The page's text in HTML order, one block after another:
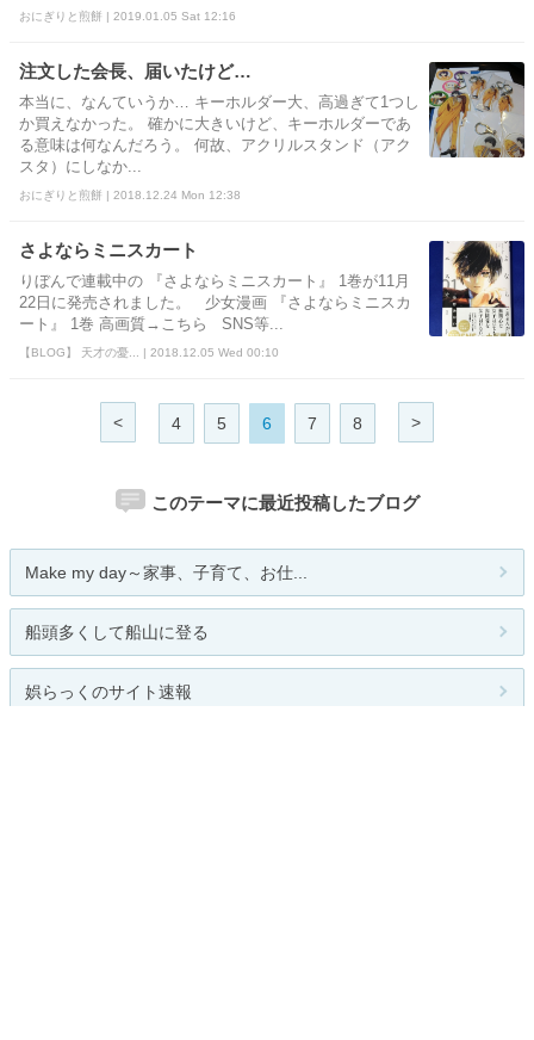
おにぎりと煎餅 | 2019.01.05 Sat 12:16
注文した会長、届いたけど…
本当に、なんていうか… キーホルダー大、高過ぎて1つし
か買えなかった。 確かに大きいけど、キーホルダーであ
る意味は何なんだろう。 何故、アクリルスタンド（アク
スタ）にしなか...
おにぎりと煎餅 | 2018.12.24 Mon 12:38
さよならミニスカート
りぼんで連載中の 『さよならミニスカート』 1巻が11月
22日に発売されました。 少女漫画 『さよならミニスカ
ート』 1巻 高画質→こちら SNS等...
【BLOG】 天才の憂... | 2018.12.05 Wed 00:10
< 4 5 6 7 8 >
このテーマに最近投稿したブログ
Make my day～家事、子育て、お仕...
船頭多くして船山に登る
娯らっくのサイト速報